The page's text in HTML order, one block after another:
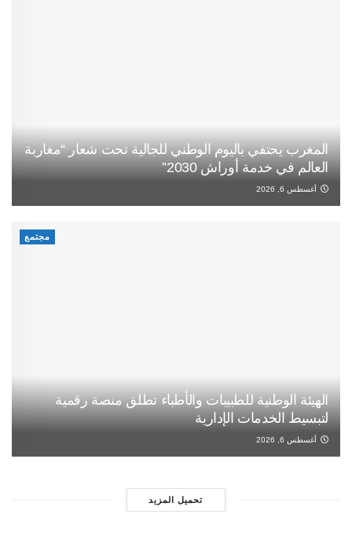
المغرب يحتفي باليوم الوطني للجالية تحت شعار “مغاربة
العالم في خدمة أوراش 2030”
أغسطس 6, 2026
مجتمع
الهيئة الوطنية للطبيبات والأطباء تطلق منصة رقمية
لتبسيط الخدمات الإدارية
أغسطس 6, 2026
تحميل المزيد